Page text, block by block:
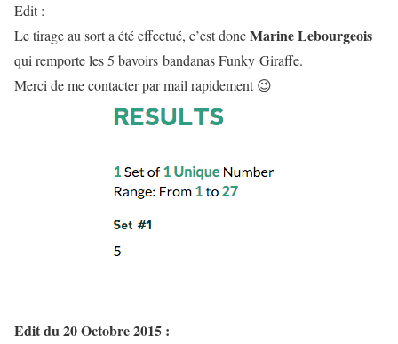
Edit :
Le tirage au sort a été effectué, c’est doncMarine Lebourgeois
qui remporte les 5 bavoirs bandanas Funky Giraffe.
Merci de me contacter par mail rapidement 😉
Edit du 20 Octobre 2015 :